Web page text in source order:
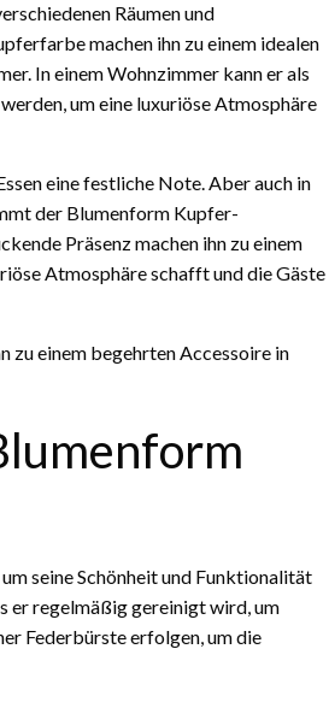
Räumen und
machen ihn zu einem idealen
In einem Wohnzimmer kann er als
um eine luxuriöse Atmosphäre
eine festliche Note. Aber auch in
der Blumenform Kupfer-
Präsenz machen ihn zu einem
Atmosphäre schafft und die Gäste
zu einem begehrten Accessoire in
seine Schönheit und Funktionalität
er regelmäßig gereinigt wird, um
Federbürste erfolgen, um die